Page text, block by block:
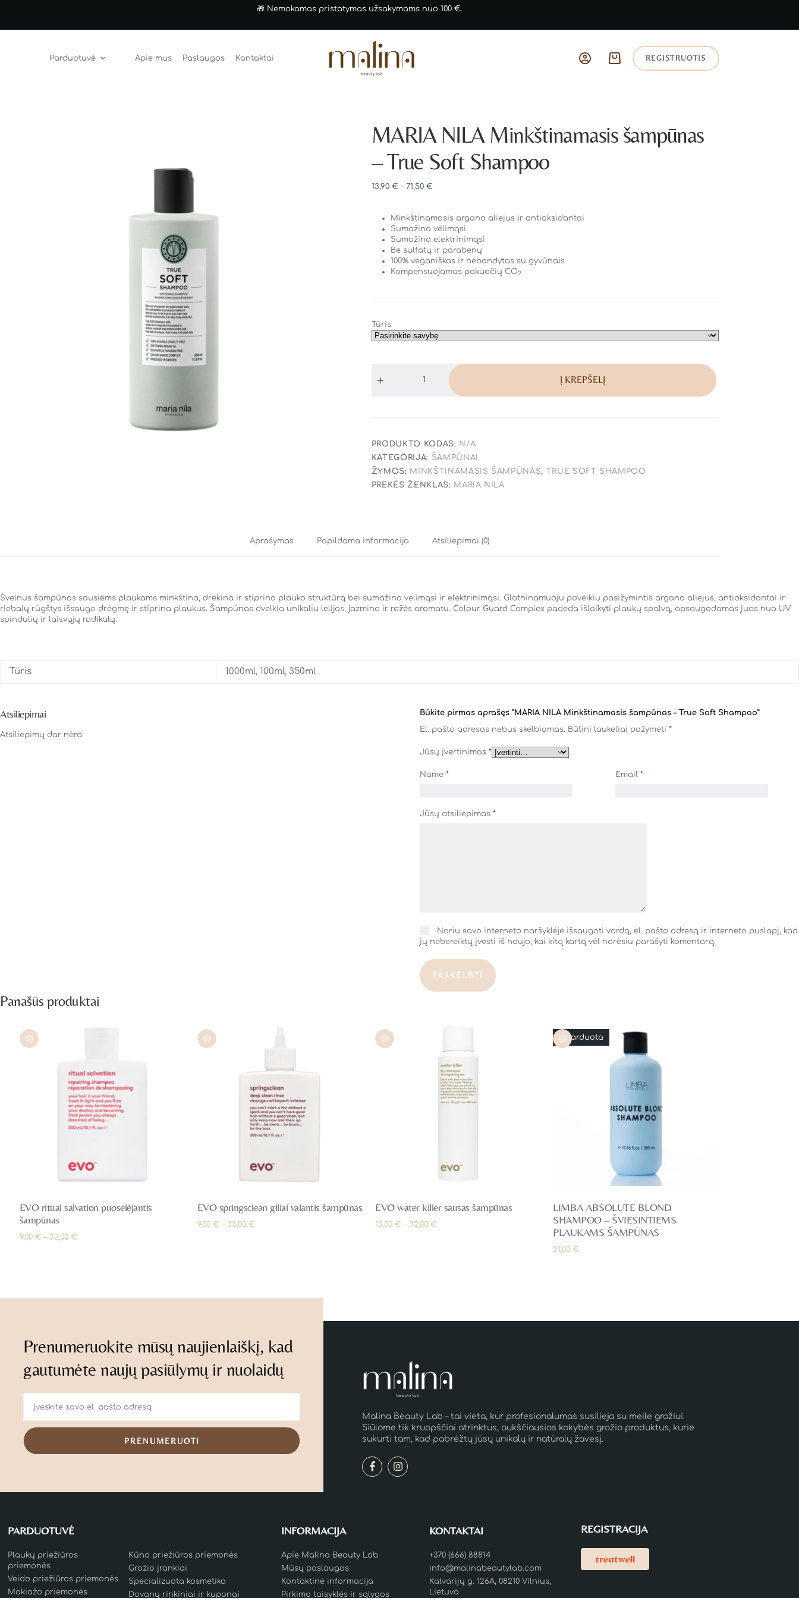
🎁 Nemokamas pristatymas užsakymams nuo 100 €.
Parduotuvė Apie mus Paslaugos Kontaktai REGISTRUOTIS
MARIA NILA Minkštinamasis šampūnas
– True Soft Shampoo
13,90 € – 71,50 €
Minkštinamasis argano aliejus ir antioksidantai
Sumažina vėlimąsi
Sumažina elektrinimąsi
Be sulfatų ir parabenų
100% veganiškas ir nebandytas su gyvūnais
Kompensuojamas pakuočių CO2
Tūris
Į KREPŠELĮ
PRODUKTO KODAS: N/A
KATEGORIJA: ŠAMPŪNAI
ŽYMOS: MINKŠTINAMASIS ŠAMPŪNAS, TRUE SOFT SHAMPOO
PREKĖS ŽENKLAS: MARIA NILA
Aprašymas Papildoma informacija Atsiliepimai (0)
Švelnus šampūnas sausiems plaukams minkština, drėkina ir stiprina plauko struktūrą bei sumažina vėlimąsi ir elektrinimąsi. Glotninamuoju poveikiu pasižymintis argano aliejus, antioksidantai ir
riebalų rūgštys išsaugo drėgmę ir stiprina plaukus. Šampūnas dvelkia unikaliu lelijos, jazmino ir rožės aromatu. Colour Guard Complex padeda išlaikyti plaukų spalvą, apsaugodamas juos nuo UV
spindulių ir laisvųjų radikalų.
Tūris 1000ml, 100ml, 350ml
Atsiliepimai
Atsiliepimų dar nėra.
Būkite pirmas aprašęs “MARIA NILA Minkštinamasis šampūnas – True Soft Shampoo”
El. pašto adresas nebus skelbiamas. Būtini laukeliai pažymėti *
Jūsų įvertinimas *
Name* Email*
Jūsų atsiliepimas *
Noriu savo interneto naršyklėje išsaugoti vardą, el. pašto adresą ir interneto puslapį, kad
jų nebereiktų įvesti iš naujo, kai kitą kartą vėl norėsiu parašyti komentarą.
PASKELBTI
Panašūs produktai
EVO ritual salvation puoselėjantis
šampūnas
9,00 € – 32,00 €
EVO springsclean giliai valantis šampūnas
9,00 € – 35,00 €
EVO water killer sausas šampūnas
13,00€ – 32,00€
Išparduota
LIMBA ABSOLUTE BLOND
SHAMPOO – ŠVIESINTIEMS
PLAUKAMS ŠAMPŪNAS
21,00€
Prenumeruokite mūsų naujienlaiškį, kad
gautumėte naujų pasiūlymų ir nuolaidų
PRENUMERUOTI
Malina Beauty Lab – tai vieta, kur profesionalumas susilieja su meile grožiui.
Siūlome tik kruopščiai atrinktus, aukščiausios kokybės grožio produktus, kurie
sukurti tam, kad pabrėžtų jūsų unikalų ir natūralų žavesį.
PARDUOTUVĖ
Plaukų priežiūros
priemonės
Veido priežiūros priemonės
Makiažo priemonės
Kūno priežiūros priemonės
Grožio įrankiai
Specializuota kosmetika
Dovanų rinkiniai ir kuponai
INFORMACIJA
Apie Malina Beauty Lab
Mūsų paslaugos
Kontaktinė informacija
Pirkimo taisyklės ir sąlygos
KONTAKTAI
+370 (666) 88814
info@malinabeautylab.com
Kalvarijų g. 126A, 08210 Vilnius,
Lietuva
REGISTRACIJA